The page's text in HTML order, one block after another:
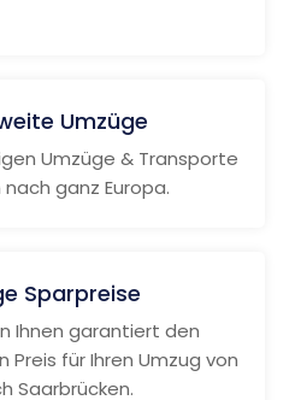
Umzüge
Umzüge & Transporte
nach ganz Europa.
Sparpreise
Ihnen garantiert den
Preis für Ihren Umzug von
Saarbrücken.